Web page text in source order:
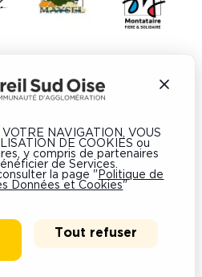
Mentions légales Accessibilité
NAVIGATION, VOUS
DE COOKIES ou
y compris de partenaires
de Services.
la page " Politique de
Données et Cookies"
Tout refuser